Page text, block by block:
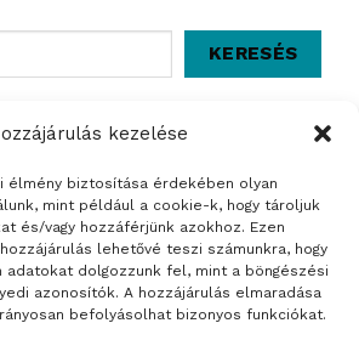
kezelése
élmény biztosítása érdekében olyan
mint például a cookie-k, hogy tároljuk
és/vagy hozzáférjünk azokhoz. Ezen
lehetővé teszi számunkra, hogy
adatokat dolgozzunk fel, mint a böngészési
azonosítók. A hozzájárulás elmaradása
befolyásolhat bizonyos funkciókat.
KERESÉS
WordPress Commenter